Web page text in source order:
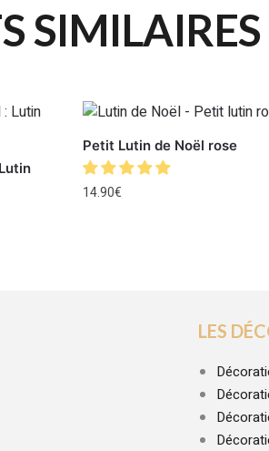
SIMILAIRES
Petit Lutin de Noël rose
14.90€
LES